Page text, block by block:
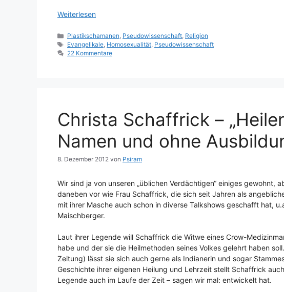
Weiterlesen
Kategorien
Plastikschamanen, Pseudowissenschaft, Religion
Schlagwörter
Evangelikale, Homosexualität, Pseudowissenschaft
22 Kommentare
Christa Schaffrick –
Namen und ohne
8. Dezember 2012 von Psiram
Wir sind ja von unseren „üblichen Verdächtigen“ einiges gewohnt,
daneben vor wie Frau Schaffrick, die sich seit Jahren als
mit ihrer Masche auch schon in diverse Talkshows geschafft hat,
Maischberger.
Laut ihrer Legende will Schaffrick die Witwe eines Crow-
habe und der sie die Heilmethoden seines Volkes gelehrt haben
Zeitung) lässt sie sich auch gerne als Indianerin und sogar
Geschichte ihrer eigenen Heilung und Lehrzeit stellt Schaffrick
Legende auch im Laufe der Zeit – sagen wir mal: entwickelt hat.